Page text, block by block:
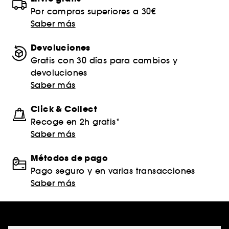
Por compras superiores a 30€
Saber más
Devoluciones
Gratis con 30 días para cambios y
devoluciones
Saber más
Click & Collect
Recoge en 2h gratis*
Saber más
Métodos de pago
Pago seguro y en varias transacciones
Saber más